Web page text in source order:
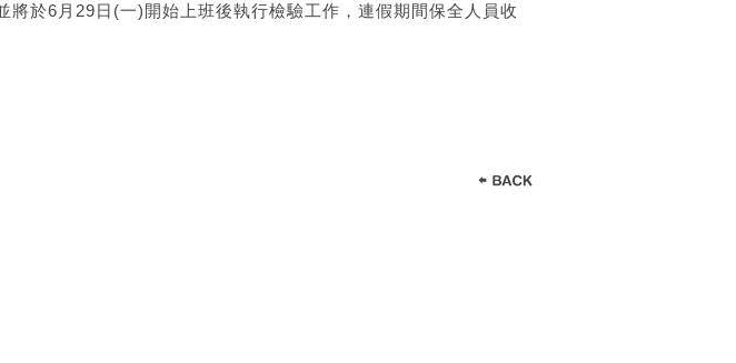
將於6月29日(一)開始上班後執行檢驗工作，連假期間保全人員收